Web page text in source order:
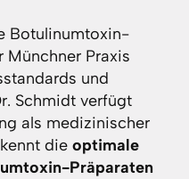
Botulinumtoxin-
Münchner Praxis
und
Schmidt verfügt
als medizinischer
die optimale
Präparaten